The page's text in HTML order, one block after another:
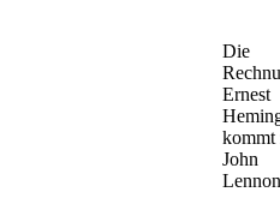
Die
Ernest
kommt
John